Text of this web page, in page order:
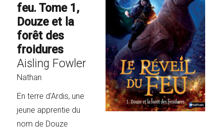
feu. Tome 1,
Douze et la
forêt des
froidures
Aisling Fowler
Nathan
En terre d’Ardis, une
jeune apprentie du
nom de Douze